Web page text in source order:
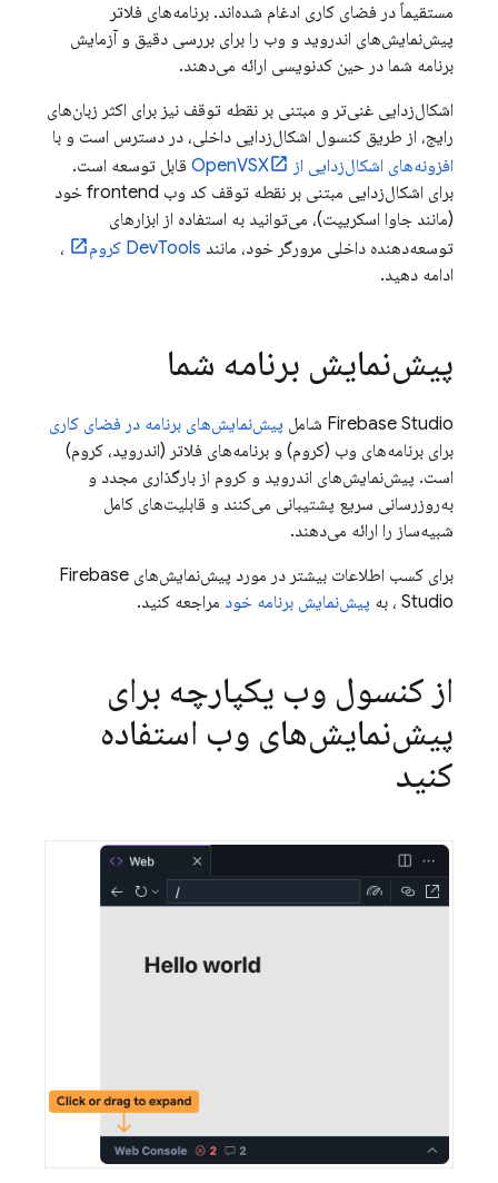
مستقیماً در فضای کاری ادغام شده‌اند. برنامه‌های فلاتر
پیش‌نمایش‌های اندروید و وب را برای بررسی دقیق و آزمایش
برنامه شما در حین کدنویسی ارائه می‌دهند.
اشکال‌زدایی غنی‌تر و مبتنی بر نقطه توقف نیز برای اکثر زبان‌های
رایج، از طریق کنسول اشکال‌زدایی داخلی، در دسترس است و با
افزونه‌های اشکال‌زدایی از OpenVSX
قابل توسعه است.
برای اشکال‌زدایی مبتنی بر نقطه توقف کد وب frontend خود
(مانند جاوا اسکریپت)، می‌توانید به استفاده از ابزارهای
توسعه‌دهنده داخلی مرورگر خود، مانند DevTools کروم
،
ادامه دهید.
پیش‌نمایش برنامه شما
Firebase Studio شامل پیش‌نمایش‌های برنامه در فضای کاری
برای برنامه‌های وب (کروم) و برنامه‌های فلاتر (اندروید، کروم)
است. پیش‌نمایش‌های اندروید و کروم از بارگذاری مجدد و
به‌روزرسانی سریع پشتیبانی می‌کنند و قابلیت‌های کامل
شبیه‌ساز را ارائه می‌دهند.
برای کسب اطلاعات بیشتر در مورد پیش‌نمایش‌های Firebase
Studio ، به پیش‌نمایش برنامه خود مراجعه کنید.
از کنسول وب یکپارچه برای
پیش‌نمایش‌های وب استفاده
کنید